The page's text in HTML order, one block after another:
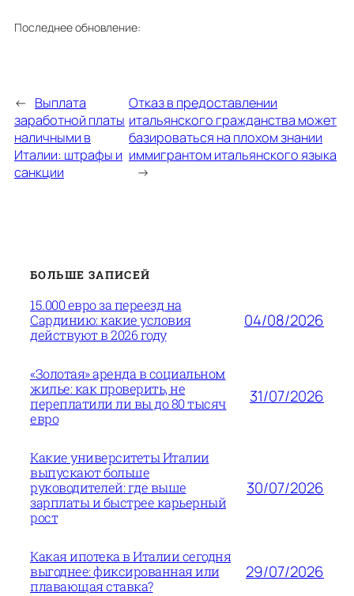
Последнее обновление:
← Выплата
заработной платы
наличными в
Италии: штрафы и
санкции
Отказ в предоставлении
итальянского гражданства может
базироваться на плохом знании
иммигрантом итальянского языка
→
БОЛЬШЕ ЗАПИСЕЙ
15.000 евро за переезд на
Сардинию: какие условия
действуют в 2026 году
04/08/2026
«Золотая» аренда в социальном
жилье: как проверить, не
переплатили ли вы до 80 тысяч
евро
31/07/2026
Какие университеты Италии
выпускают больше
руководителей: где выше
зарплаты и быстрее карьерный
рост
30/07/2026
Какая ипотека в Италии сегодня
выгоднее: фиксированная или
плавающая ставка?
29/07/2026